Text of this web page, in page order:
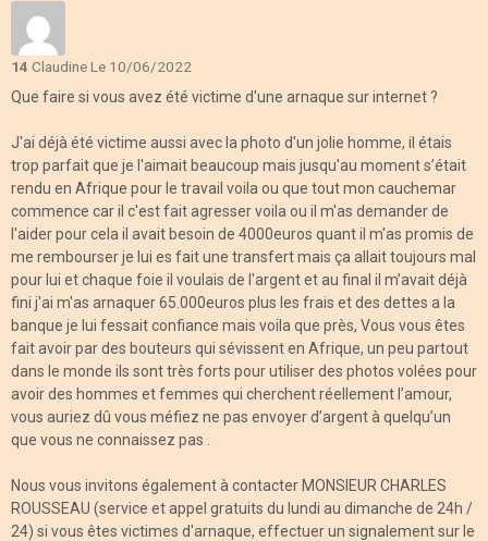
14 ClaudineLe 10/06/2022
Que faire si vous avez été victime d'une arnaque sur internet ?
J'ai déjà été victime aussi avec la photo d'un jolie homme, il étais
trop parfait que je l'aimait beaucoup mais jusqu'au moment s’était
rendu en Afrique pour le travail voila ou que tout mon cauchemar
commence car il c'est fait agresser voila ou il m'as demander de
l'aider pour cela il avait besoin de 4000euros quant il m'as promis de
me rembourser je lui es fait une transfert mais ça allait toujours mal
pour lui et chaque foie il voulais de l'argent et au final il m'avait déjà
fini j'ai m'as arnaquer 65.000euros plus les frais et des dettes a la
banque je lui fessait confiance mais voila que près, Vous vous êtes
fait avoir par des bouteurs qui sévissent en Afrique, un peu partout
dans le monde ils sont très forts pour utiliser des photos volées pour
avoir des hommes et femmes qui cherchent réellement l’amour,
vous auriez dû vous méfiez ne pas envoyer d’argent à quelqu’un
que vous ne connaissez pas .
Nous vous invitons également à contacter MONSIEUR CHARLES
ROUSSEAU (service et appel gratuits du lundi au dimanche de 24h /
24) si vous êtes victimes d'arnaque, effectuer un signalement sur le